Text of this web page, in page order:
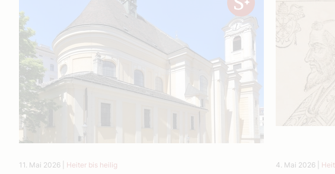
11. Mai 2026 Heiter bis heilig 4. Mai 2026